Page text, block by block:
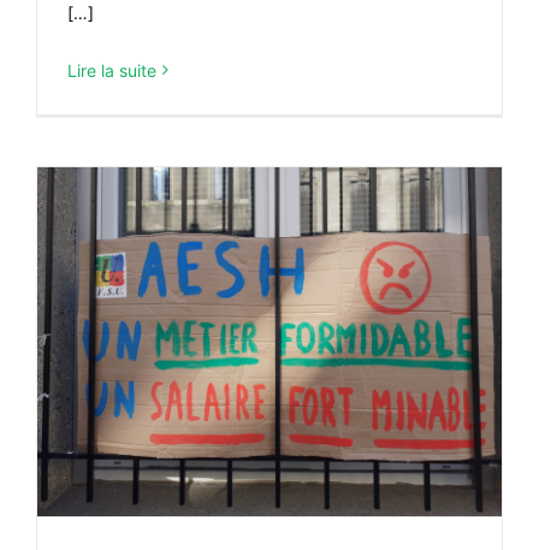
[…]
Lire la suite